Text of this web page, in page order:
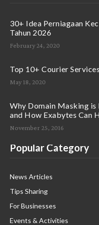
30+ Idea Perniagaan
Tahun 2026
February 24, 2020
Top 10+ Courier
May 18, 2020
Why Domain Masking is
and How Exabytes Can
November 25, 2016
Popular Category
News Articles
Tips Sharing
For Businesses
Events & Activities